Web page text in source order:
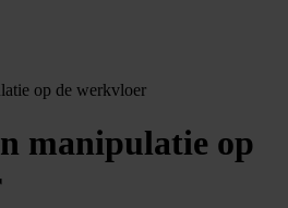
op de werkvloer
manipulatie op